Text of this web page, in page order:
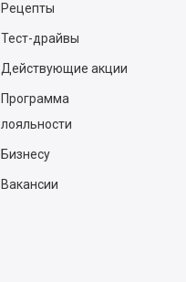
Рецепты
Тест-драйвы
Действующие акции
Программа
лояльности
Бизнесу
Вакансии